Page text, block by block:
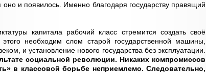
и появилось. Именно благодаря государству правящий
капитала рабочий класс стремится создать своё
этого необходим слом старой государственной машины,
и установление нового государства без эксплуатации.
социальной революции. Никаких компромиссов
в классовой борьбе неприемлемо. Следовательно,